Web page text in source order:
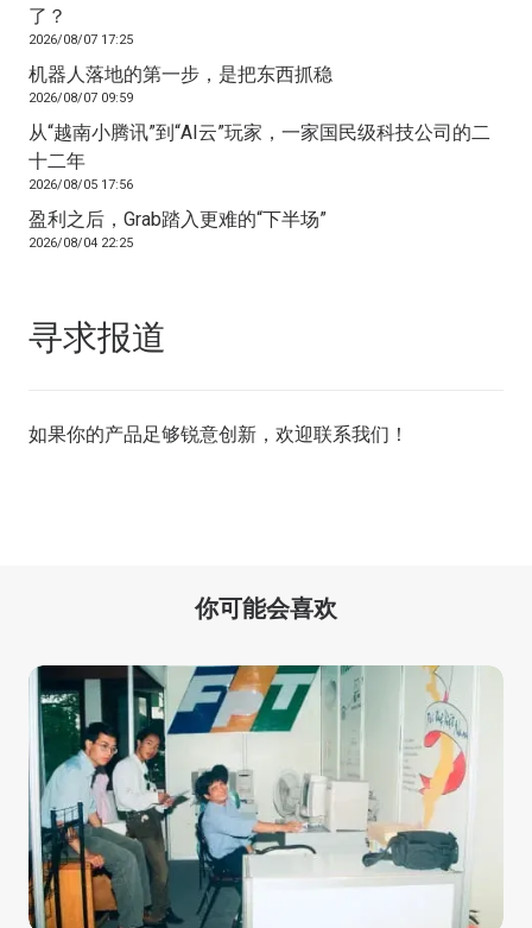
了？
2026/08/07 17:25
机器人落地的第一步，是把东西抓稳
2026/08/07 09:59
从“越南小腾讯”到“AI云”玩家，一家国民级科技公司的二
十二年
2026/08/05 17:56
盈利之后，Grab踏入更难的“下半场”
2026/08/04 22:25
寻求报道
如果你的产品足够锐意创新，欢迎联系我们 ！
你可能会喜欢